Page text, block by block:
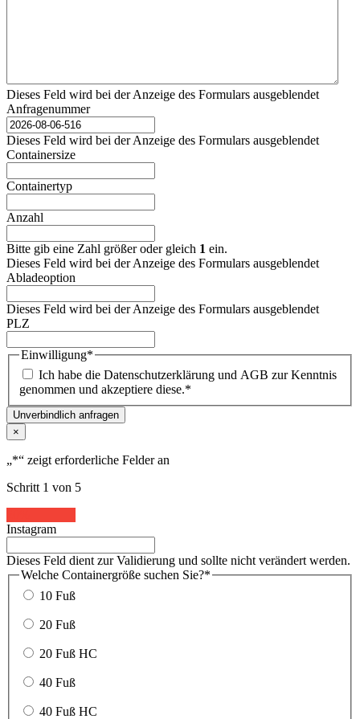
Dieses Feld wird bei der Anzeige des Formulars ausgeblendet
Anfragenummer
Dieses Feld wird bei der Anzeige des Formulars ausgeblendet
Containersize
Containertyp
Anzahl
Bitte gib eine Zahl größer oder gleich 1 ein.
Dieses Feld wird bei der Anzeige des Formulars ausgeblendet
Abladeoption
Dieses Feld wird bei der Anzeige des Formulars ausgeblendet
PLZ
Einwilligung*
Ich habe die Datenschutzerklärung und AGB zur Kenntnis
genommen und akzeptiere diese.*
Unverbindlich anfragen
×
„*“ zeigt erforderliche Felder an
Schritt 1 von 5
Instagram
Dieses Feld dient zur Validierung und sollte nicht verändert werden.
Welche Containergröße suchen Sie?*
10 Fuß
20 Fuß
20 Fuß HC
40 Fuß
40 Fuß HC